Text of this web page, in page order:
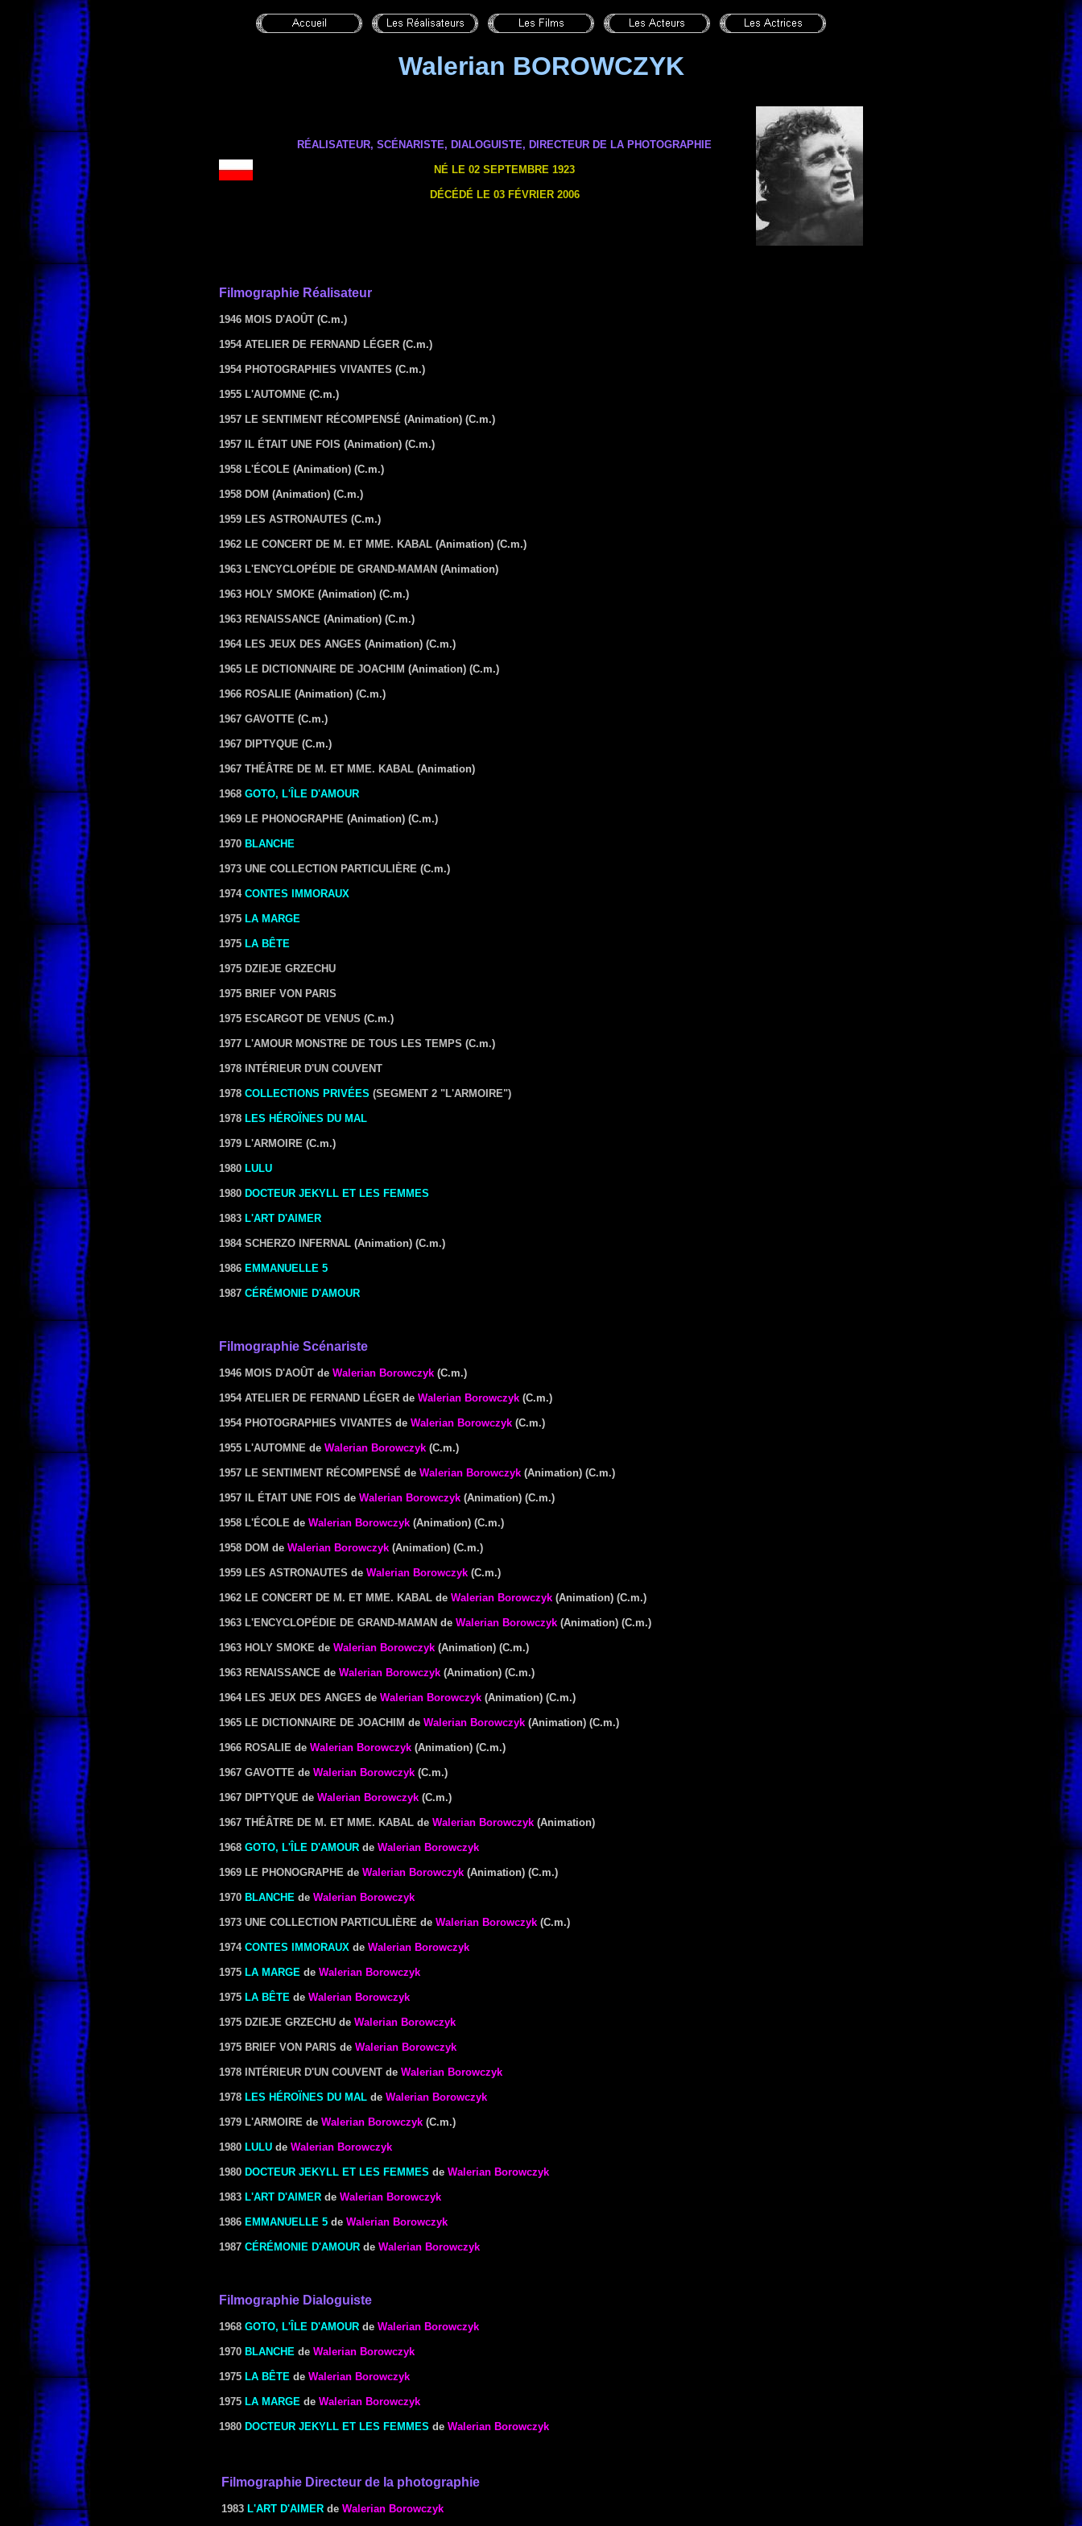
Walerian BOROWCZYK
RÉALISATEUR, SCÉNARISTE, DIALOGUISTE, DIRECTEUR DE LA PHOTOGRAPHIE
NÉ LE 02 SEPTEMBRE 1923
DÉCÉDÉ LE 03 FÉVRIER 2006
Filmographie Réalisateur
1946 MOIS D'AOÛT (C.m.)
1954 ATELIER DE FERNAND LÉGER (C.m.)
1954 PHOTOGRAPHIES VIVANTES (C.m.)
1955 L'AUTOMNE (C.m.)
1957 LE SENTIMENT RÉCOMPENSÉ (Animation) (C.m.)
1957 IL ÉTAIT UNE FOIS (Animation) (C.m.)
1958 L'ÉCOLE (Animation) (C.m.)
1958 DOM (Animation) (C.m.)
1959 LES ASTRONAUTES (C.m.)
1962 LE CONCERT DE M. ET MME. KABAL (Animation) (C.m.)
1963 L'ENCYCLOPÉDIE DE GRAND-MAMAN (Animation)
1963 HOLY SMOKE (Animation) (C.m.)
1963 RENAISSANCE (Animation) (C.m.)
1964 LES JEUX DES ANGES (Animation) (C.m.)
1965 LE DICTIONNAIRE DE JOACHIM (Animation) (C.m.)
1966 ROSALIE (Animation) (C.m.)
1967 GAVOTTE (C.m.)
1967 DIPTYQUE (C.m.)
1967 THÉÂTRE DE M. ET MME. KABAL (Animation)
1968 GOTO, L'ÎLE D'AMOUR
1969 LE PHONOGRAPHE (Animation) (C.m.)
1970 BLANCHE
1973 UNE COLLECTION PARTICULIÈRE (C.m.)
1974 CONTES IMMORAUX
1975 LA MARGE
1975 LA BÊTE
1975 DZIEJE GRZECHU
1975 BRIEF VON PARIS
1975 ESCARGOT DE VENUS (C.m.)
1977 L'AMOUR MONSTRE DE TOUS LES TEMPS (C.m.)
1978 INTÉRIEUR D'UN COUVENT
1978 COLLECTIONS PRIVÉES (SEGMENT 2 "L'ARMOIRE")
1978 LES HÉROÏNES DU MAL
1979 L'ARMOIRE (C.m.)
1980 LULU
1980 DOCTEUR JEKYLL ET LES FEMMES
1983 L'ART D'AIMER
1984 SCHERZO INFERNAL (Animation) (C.m.)
1986 EMMANUELLE 5
1987 CÉRÉMONIE D'AMOUR
Filmographie Scénariste
1946 MOIS D'AOÛT de Walerian Borowczyk (C.m.)
1954 ATELIER DE FERNAND LÉGER de Walerian Borowczyk (C.m.)
1954 PHOTOGRAPHIES VIVANTES de Walerian Borowczyk (C.m.)
1955 L'AUTOMNE de Walerian Borowczyk (C.m.)
1957 LE SENTIMENT RÉCOMPENSÉ de Walerian Borowczyk (Animation) (C.m.)
1957 IL ÉTAIT UNE FOIS de Walerian Borowczyk (Animation) (C.m.)
1958 L'ÉCOLE de Walerian Borowczyk (Animation) (C.m.)
1958 DOM de Walerian Borowczyk (Animation) (C.m.)
1959 LES ASTRONAUTES de Walerian Borowczyk (C.m.)
1962 LE CONCERT DE M. ET MME. KABAL de Walerian Borowczyk (Animation) (C.m.)
1963 L'ENCYCLOPÉDIE DE GRAND-MAMAN de Walerian Borowczyk (Animation) (C.m.)
1963 HOLY SMOKE de Walerian Borowczyk (Animation) (C.m.)
1963 RENAISSANCE de Walerian Borowczyk (Animation) (C.m.)
1964 LES JEUX DES ANGES de Walerian Borowczyk (Animation) (C.m.)
1965 LE DICTIONNAIRE DE JOACHIM de Walerian Borowczyk (Animation) (C.m.)
1966 ROSALIE de Walerian Borowczyk (Animation) (C.m.)
1967 GAVOTTE de Walerian Borowczyk (C.m.)
1967 DIPTYQUE de Walerian Borowczyk (C.m.)
1967 THÉÂTRE DE M. ET MME. KABAL de Walerian Borowczyk (Animation)
1968 GOTO, L'ÎLE D'AMOUR de Walerian Borowczyk
1969 LE PHONOGRAPHE de Walerian Borowczyk (Animation) (C.m.)
1970 BLANCHE de Walerian Borowczyk
1973 UNE COLLECTION PARTICULIÈRE de Walerian Borowczyk (C.m.)
1974 CONTES IMMORAUX de Walerian Borowczyk
1975 LA MARGE de Walerian Borowczyk
1975 LA BÊTE de Walerian Borowczyk
1975 DZIEJE GRZECHU de Walerian Borowczyk
1975 BRIEF VON PARIS de Walerian Borowczyk
1978 INTÉRIEUR D'UN COUVENT de Walerian Borowczyk
1978 LES HÉROÏNES DU MAL de Walerian Borowczyk
1979 L'ARMOIRE de Walerian Borowczyk (C.m.)
1980 LULU de Walerian Borowczyk
1980 DOCTEUR JEKYLL ET LES FEMMES de Walerian Borowczyk
1983 L'ART D'AIMER de Walerian Borowczyk
1986 EMMANUELLE 5 de Walerian Borowczyk
1987 CÉRÉMONIE D'AMOUR de Walerian Borowczyk
Filmographie Dialoguiste
1968 GOTO, L'ÎLE D'AMOUR de Walerian Borowczyk
1970 BLANCHE de Walerian Borowczyk
1975 LA BÊTE de Walerian Borowczyk
1975 LA MARGE de Walerian Borowczyk
1980 DOCTEUR JEKYLL ET LES FEMMES de Walerian Borowczyk
Filmographie Directeur de la photographie
1983 L'ART D'AIMER de Walerian Borowczyk